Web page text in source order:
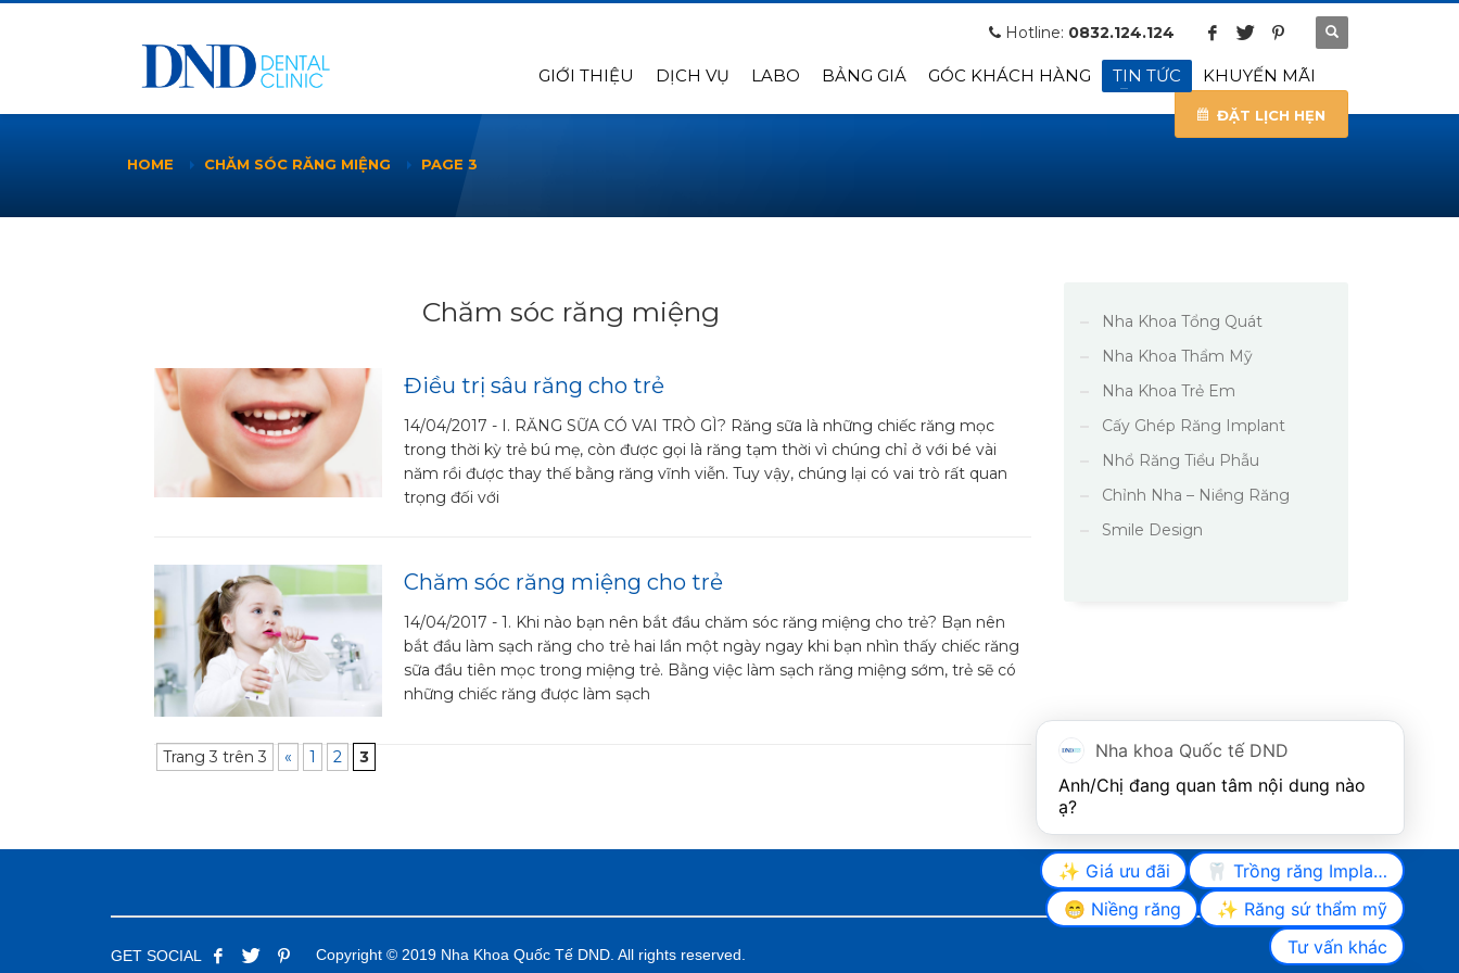
Hotline: 0832.124.124
GIỚI THIỆU DỊCH VỤ LABO BẢNG GIÁ GÓC KHÁCH HÀNG TIN TỨC KHUYẾN MÃI
ĐẶT LỊCH HẸN
HOME CHĂM SÓC RĂNG MIỆNG PAGE 3
Chăm sóc răng miệng
Điều trị sâu răng cho trẻ
14/04/2017 - I. RĂNG SỮA CÓ VAI TRÒ GÌ? Răng sữa là những chiếc răng mọc
trong thời kỳ trẻ bú mẹ, còn được gọi là răng tạm thời vì chúng chỉ ở với bé vài
năm rồi được thay thế bằng răng vĩnh viễn. Tuy vậy, chúng lại có vai trò rất quan
trọng đối với
Chăm sóc răng miệng cho trẻ
14/04/2017 - 1. Khi nào bạn nên bắt đầu chăm sóc răng miệng cho trẻ? Bạn nên
bắt đầu làm sạch răng cho trẻ hai lần một ngày ngay khi bạn nhìn thấy chiếc răng
sữa đầu tiên mọc trong miệng trẻ. Bằng việc làm sạch răng miệng sớm, trẻ sẽ có
những chiếc răng được làm sạch
Trang 3 trên 3 « 1 2 3
Nha Khoa Tổng Quát
Nha Khoa Thẩm Mỹ
Nha Khoa Trẻ Em
Cấy Ghép Răng Implant
Nhổ Răng Tiểu Phẫu
Chỉnh Nha – Niềng Răng
Smile Design
GET SOCIAL Copyright © 2019 Nha Khoa Quốc Tế DND. All rights reserved.
Nha khoa Quốc tế DND
Anh/Chị đang quan tâm nội dung nào
ạ?
✨ Giá ưu đãi
🦷 Trồng răng Implant
😁 Niềng răng
✨ Răng sứ thẩm mỹ
Tư vấn khác